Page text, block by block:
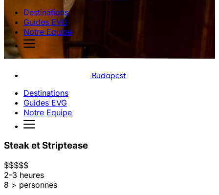
Destinations
Guides EVG
Notre Equipe
Budapest
Destinations
Guides EVG
Notre Equipe
Steak et Striptease
$$$$$
2-3 heures
8 > personnes